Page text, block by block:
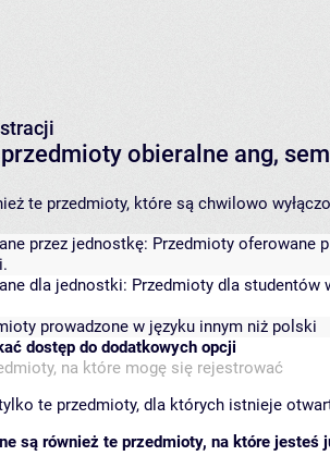
obieralne ang,
te przedmioty, które są chwilowo
przez jednostkę: Przedmioty oferowane
dla jednostki: Przedmioty dla studentów
prowadzone w języku innym niż polski
dostęp do dodatkowych opcji
na które mogę się rejestrować
te przedmioty, dla których istnieje
są również te przedmioty, na które jesteś